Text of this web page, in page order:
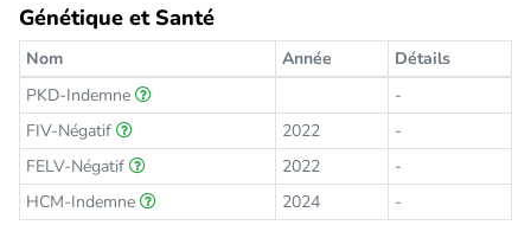
Génétique et Santé
Nom Année
Détails
PKD-Indemne
-
FIV-Négatif
2022
-
FELV-Négatif
2022
-
HCM-Indemne
2024 -